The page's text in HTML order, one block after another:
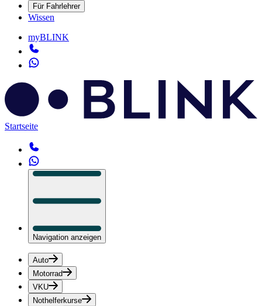
Für Fahrlehrer
Wissen
myBLINK
Startseite
Navigation anzeigen
Auto
Motorrad
VKU
Nothelferkurse